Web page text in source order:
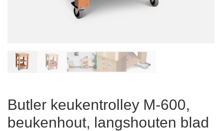
Butler keukentrolley M-600,
beukenhout, langshouten blad